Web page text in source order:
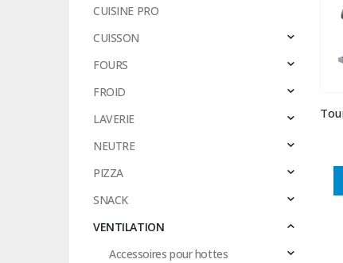
CUISINE PRO
CUISSON
FOURS
FROID
LAVERIE
NEUTRE
PIZZA
SNACK
VENTILATION
Accessoires pour hottes